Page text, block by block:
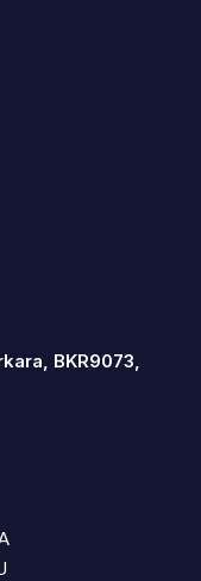
BKR9073,